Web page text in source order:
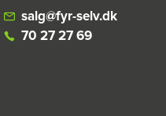
salg@fyr-selv.dk
70 27 27 69